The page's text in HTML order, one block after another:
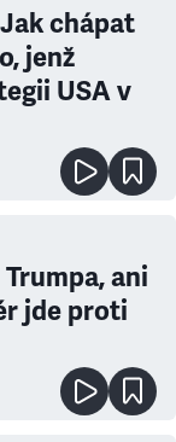
chápat
jenž
USA v
ani
jde proti